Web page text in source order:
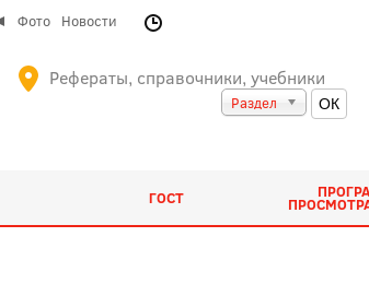
Фото Новости
Рефераты, справочники, учебники
Раздел
ГОСТ